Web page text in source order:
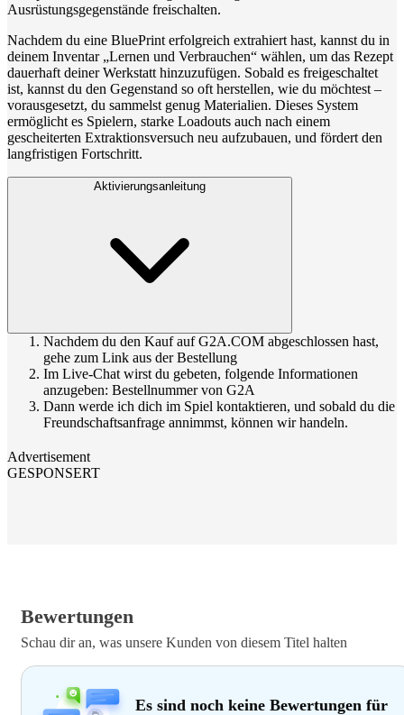
Ausrüstungsgegenstände freischalten.
Nachdem du eine BluePrint erfolgreich extrahiert hast, kannst du in
deinem Inventar „Lernen und Verbrauchen“ wählen, um das Rezept
dauerhaft deiner Werkstatt hinzuzufügen. Sobald es freigeschaltet
ist, kannst du den Gegenstand so oft herstellen, wie du möchtest –
vorausgesetzt, du sammelst genug Materialien. Dieses System
ermöglicht es Spielern, starke Loadouts auch nach einem
gescheiterten Extraktionsversuch neu aufzubauen, und fördert den
langfristigen Fortschritt.
Aktivierungsanleitung
Nachdem du den Kauf auf G2A.COM abgeschlossen hast,
gehe zum Link aus der Bestellung
Im Live-Chat wirst du gebeten, folgende Informationen
anzugeben: Bestellnummer von G2A
Dann werde ich dich im Spiel kontaktieren, und sobald du die
Freundschaftsanfrage annimmst, können wir handeln.
Advertisement
GESPONSERT
Bewertungen
Schau dir an, was unsere Kunden von diesem Titel halten
Es sind noch keine Bewertungen für